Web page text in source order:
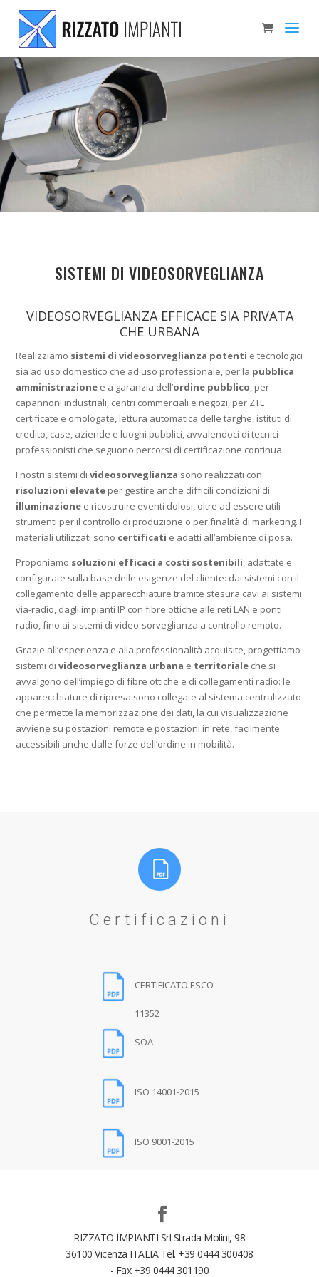
SISTEMI DI VIDEOSORVEGLIANZA
VIDEOSORVEGLIANZA EFFICACE SIA PRIVATA
CHE URBANA
Realizziamo sistemi di videosorveglianza potenti e tecnologici
sia ad uso domestico che ad uso professionale, per la pubblica
amministrazione e a garanzia dell’ordine pubblico, per
capannoni industriali, centri commerciali e negozi, per ZTL
certificate e omologate, lettura automatica delle targhe, istituti di
credito, case, aziende e luoghi pubblici, avvalendoci di tecnici
professionisti che seguono percorsi di certificazione continua.
I nostri sistemi divideosorveglianza sono realizzati con
risoluzioni elevate per gestire anche difficili condizioni di
illuminazione e ricostruire eventi dolosi, oltre ad essere utili
strumenti per il controllo di produzione o per finalità di marketing. I
materiali utilizzati sono certificati e adatti all’ambiente di posa.
Proponiamo soluzioni efficaci a costi sostenibili, adattate e
configurate sulla base delle esigenze del cliente: dai sistemi con il
collegamento delle apparecchiature tramite stesura cavi ai sistemi
via-radio, dagli impianti IP con fibre ottiche alle reti LAN e ponti
radio, fino ai sistemi di video-sorveglianza a controllo remoto.
Grazie all’esperienza e alla professionalità acquisite, progettiamo
sistemi divideosorveglianza urbana e territoriale che si
avvalgono dell’impiego di fibre ottiche e di collegamenti radio: le
apparecchiature di ripresa sono collegate al sistema centralizzato
che permette la memorizzazione dei dati, la cui visualizzazione
avviene su postazioni remote e postazioni in rete, facilmente
accessibili anche dalle forze dell’ordine in mobilità.
Certificazioni
CERTIFICATO ESCO
11352
SOA
ISO 14001-2015
ISO 9001-2015
RIZZATO IMPIANTI Srl Strada Molini, 98
36100 Vicenza ITALIA Tel. +39 0444 300408
- Fax +39 0444 301190